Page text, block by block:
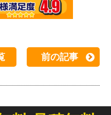
前の記事